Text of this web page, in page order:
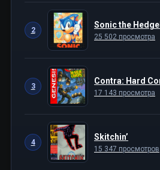
2
Sonic the
25 502 просмотра
3
Contra: Hard
17 143 просмотра
4
Skitchin’
15 347 просмотров